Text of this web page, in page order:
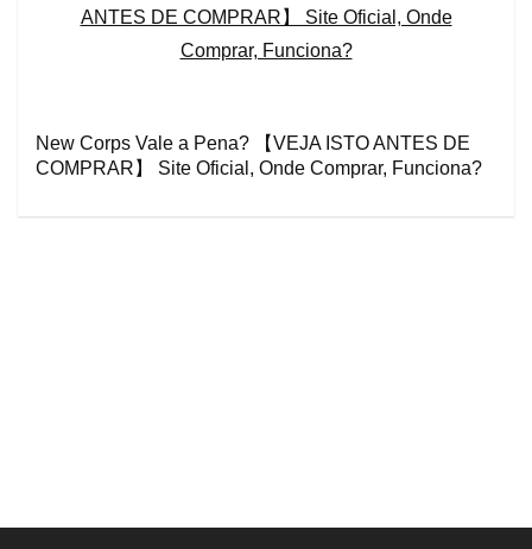
New Corps Vale a Pena? 【VEJA ISTO ANTES DE
COMPRAR】 Site Oficial, Onde Comprar, Funciona?